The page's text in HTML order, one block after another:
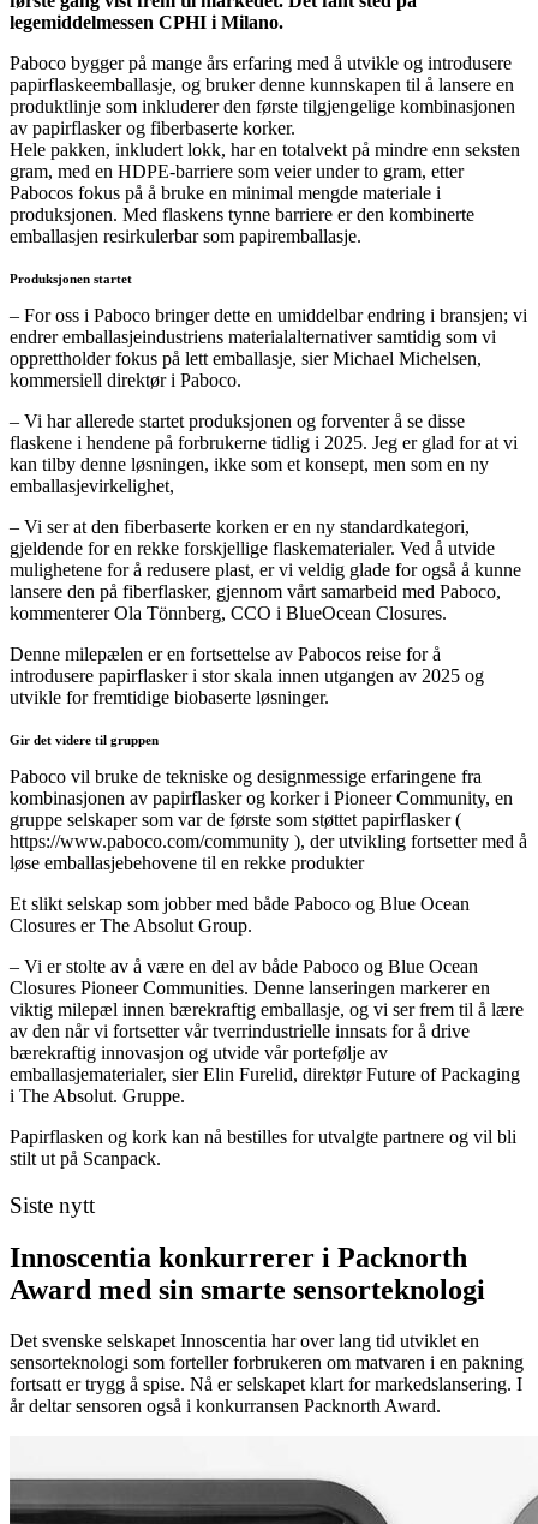
legemiddelmessen CPHI i Milano.
Paboco bygger på mange års erfaring med å utvikle og introdusere
papirflaskeemballasje, og bruker denne kunnskapen til å lansere en
produktlinje som inkluderer den første tilgjengelige kombinasjonen
av papirflasker og fiberbaserte korker.
Hele pakken, inkludert lokk, har en totalvekt på mindre enn seksten
gram, med en HDPE-barriere som veier under to gram, etter
Pabocos fokus på å bruke en minimal mengde materiale i
produksjonen. Med flaskens tynne barriere er den kombinerte
emballasjen resirkulerbar som papiremballasje.
Produksjonen startet
– For oss i Paboco bringer dette en umiddelbar endring i bransjen; vi
endrer emballasjeindustriens materialalternativer samtidig som vi
opprettholder fokus på lett emballasje, sier Michael Michelsen,
kommersiell direktør i Paboco.
– Vi har allerede startet produksjonen og forventer å se disse
flaskene i hendene på forbrukerne tidlig i 2025. Jeg er glad for at vi
kan tilby denne løsningen, ikke som et konsept, men som en ny
emballasjevirkelighet,
– Vi ser at den fiberbaserte korken er en ny standardkategori,
gjeldende for en rekke forskjellige flaskematerialer. Ved å utvide
mulighetene for å redusere plast, er vi veldig glade for også å kunne
lansere den på fiberflasker, gjennom vårt samarbeid med Paboco,
kommenterer Ola Tönnberg, CCO i BlueOcean Closures.
Denne milepælen er en fortsettelse av Pabocos reise for å
introdusere papirflasker i stor skala innen utgangen av 2025 og
utvikle for fremtidige biobaserte løsninger.
Gir det videre til gruppen
Paboco vil bruke de tekniske og designmessige erfaringene fra
kombinasjonen av papirflasker og korker i Pioneer Community, en
gruppe selskaper som var de første som støttet papirflasker (
https://www.paboco.com/community ), der utvikling fortsetter med å
løse emballasjebehovene til en rekke produkter
Et slikt selskap som jobber med både Paboco og Blue Ocean
Closures er The Absolut Group.
– Vi er stolte av å være en del av både Paboco og Blue Ocean
Closures Pioneer Communities. Denne lanseringen markerer en
viktig milepæl innen bærekraftig emballasje, og vi ser frem til å lære
av den når vi fortsetter vår tverrindustrielle innsats for å drive
bærekraftig innovasjon og utvide vår portefølje av
emballasjematerialer, sier Elin Furelid, direktør Future of Packaging
i The Absolut. Gruppe.
Papirflasken og kork kan nå bestilles for utvalgte partnere og vil bli
stilt ut på Scanpack.
Siste nytt
Innoscentia konkurrerer i Packnorth
Award med sin smarte sensorteknologi
Det svenske selskapet Innoscentia har over lang tid utviklet en
sensorteknologi som forteller forbrukeren om matvaren i en pakning
fortsatt er trygg å spise. Nå er selskapet klart for markedslansering. I
år deltar sensoren også i konkurransen Packnorth Award.